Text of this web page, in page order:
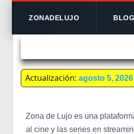
ZONADELUJO BLOG
Actualización: agosto 5, 2026
Zona de Lujo es una
al cine y las series en